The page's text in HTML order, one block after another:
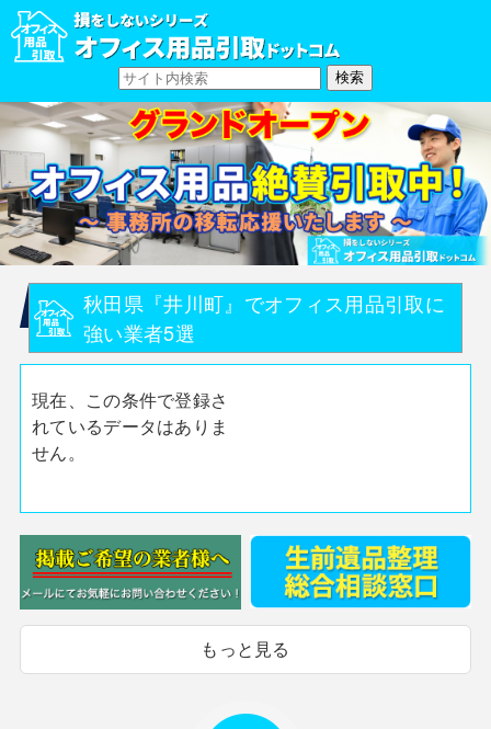
秋田県『井川町』でオフィス用品引取に
強い業者5選
現在、この条件で登録さ
れているデータはありま
せん。
もっと見る